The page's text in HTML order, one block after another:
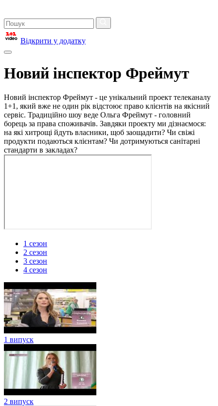
Відкрити у додатку
Новий інспектор Фреймут
Новий інспектор Фреймут - це унікальний проект телеканалу
1+1, який вже не один рік відстоює право клієнтів на якісний
сервіс. Традиційно шоу веде Ольга Фреймут - головний
борець за права споживачів. Завдяки проекту ми дізнаємося:
на які хитрощі йдуть власники, щоб заощадити? Чи свіжі
продукти подаються клієнтам? Чи дотримуються санітарні
стандарти в закладах?
1 cезон
2 cезон
3 сезон
4 сезон
1 випуск
2 випуск